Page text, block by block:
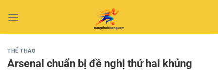
qua
THỂ THAO
Arsenal chuẩn bị đề nghị thứ hai khủng